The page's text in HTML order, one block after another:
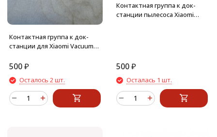
Контактная группа к док-
станции для Xiaomi Vacuum
500₽
Осталось 2 шт.
Контактная группа к док-
станции пылесоса Xiaomi
500₽
Осталась 1 шт.